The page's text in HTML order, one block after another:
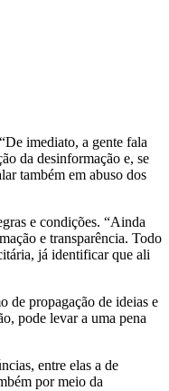
imediato, a gente fala
da desinformação e, se
também em abuso dos
e condições. “Ainda
e transparência. Todo
já identificar que ali
de propagação de ideias e
pode levar a uma pena
entre elas a de
por meio da